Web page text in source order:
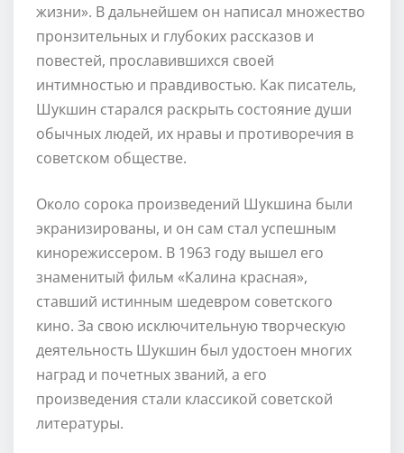
жизни». В дальнейшем он написал множество
пронзительных и глубоких рассказов и
повестей, прославившихся своей
интимностью и правдивостью. Как писатель,
Шукшин старался раскрыть состояние души
обычных людей, их нравы и противоречия в
советском обществе.
Около сорока произведений Шукшина были
экранизированы, и он сам стал успешным
кинорежиссером. В 1963 году вышел его
знаменитый фильм «Калина красная»,
ставший истинным шедевром советского
кино. За свою исключительную творческую
деятельность Шукшин был удостоен многих
наград и почетных званий, а его
произведения стали классикой советской
литературы.